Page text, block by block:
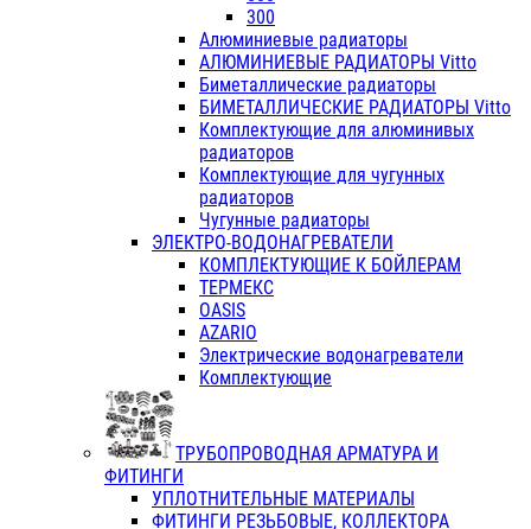
300
Алюминиевые радиаторы
АЛЮМИНИЕВЫЕ РАДИАТОРЫ Vitto
Биметаллические радиаторы
БИМЕТАЛЛИЧЕСКИЕ РАДИАТОРЫ Vitto
Комплектующие для алюминивых
радиаторов
Комплектующие для чугунных
радиаторов
Чугунные радиаторы
ЭЛЕКТРО-ВОДОНАГРЕВАТЕЛИ
КОМПЛЕКТУЮЩИЕ К БОЙЛЕРАМ
ТЕРМЕКС
OASIS
AZARIO
Электрические водонагреватели
Комплектующие
ТРУБОПРОВОДНАЯ АРМАТУРА И
ФИТИНГИ
УПЛОТНИТЕЛЬНЫЕ МАТЕРИАЛЫ
ФИТИНГИ РЕЗЬБОВЫЕ, КОЛЛЕКТОРА